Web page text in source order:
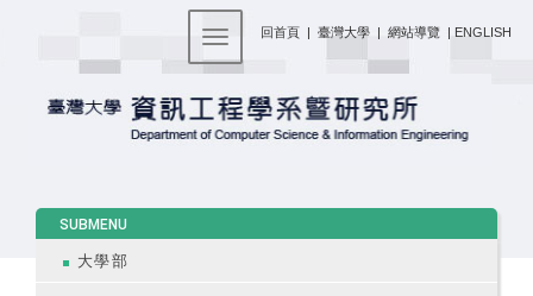
回首頁 | 臺灣大學 | 網站導覽 | ENGLISH
Toggle navigation
SUBMENU
大學部